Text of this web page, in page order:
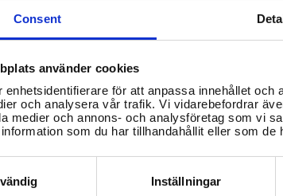
Consent
använder cookies
enhetsidentifierare för att anpassa innehållet
och analysera vår trafik. Vi vidarebefordrar
medier och annons- och analysföretag som vi
som du har tillhandahållit eller som
Inställningar
uppdrag
oppna-och-delade-
dataambassadorsprogram-
data
uppfoljning/lagen-om-tillganglighet-
lagen